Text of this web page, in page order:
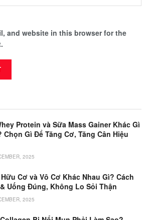
and website in this browser for the
Protein và Sữa Mass Gainer Khác Gì
Chọn Gì Để Tăng Cơ, Tăng Cân Hiệu
2025
Cơ và Vô Cơ Khác Nhau Gì? Cách
Uống Đúng, Không Lo Sỏi Thận
2025